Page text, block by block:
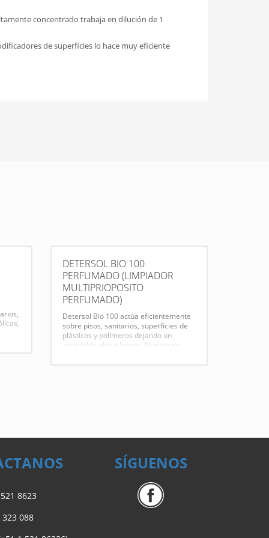
concentrado trabaja en dilución de 1
de superficies lo hace muy eficiente
DETERSOL BIO 100
PERFUMADO (LIMPIADOR
MULTIPRIOPOSITO
PERFUMADO)
Detersol Bio 100 actúa eficientemente
sobre pisos, sanitarios, superficies de
plásticos y polímeros dejando un
agradable olor a limpio. Alcalino no
8623
323 088
SÍGUENOS